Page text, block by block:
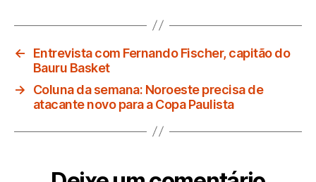
←
Entrevista com Fernando Fischer, capitão do
Bauru Basket
→
Coluna da semana: Noroeste precisa de
atacante novo para a Copa Paulista